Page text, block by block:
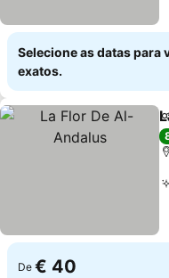
Selecione as datas para
exatos.
De € 40